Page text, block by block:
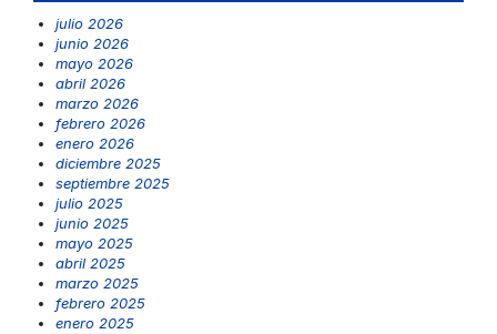
julio 2026
junio 2026
mayo 2026
abril 2026
marzo 2026
febrero 2026
enero 2026
diciembre 2025
septiembre 2025
julio 2025
junio 2025
mayo 2025
abril 2025
marzo 2025
febrero 2025
enero 2025